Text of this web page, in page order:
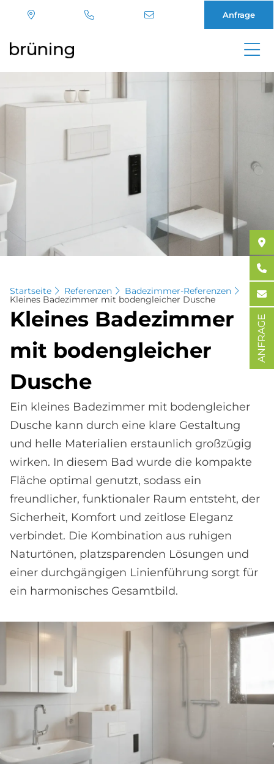
Anfrage
Startseite Referenzen Badezimmer-Referenzen
Kleines Badezimmer mit bodengleicher Dusche
Klei­nes Ba­de­zim­mer
mit bo­den­glei­cher
Du­sche
Ein kleines Badezimmer mit bodengleicher
Dusche kann durch eine klare Gestaltung
und helle Materialien erstaunlich großzügig
wirken. In diesem Bad wurde die kompakte
Fläche optimal genutzt, sodass ein
freundlicher, funktionaler Raum entsteht, der
Sicherheit, Komfort und zeitlose Eleganz
verbindet. Die Kombination aus ruhigen
Naturtönen, platzsparenden Lösungen und
einer durchgängigen Linienführung sorgt für
ein harmonisches Gesamtbild.
ANFRAGE